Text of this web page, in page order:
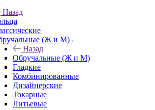
Назад
(Ж и М)
Назад
Обручальные (Ж и М)
Гладкие
Комбинированные
Дизайнерские
Токарные
Литьевые